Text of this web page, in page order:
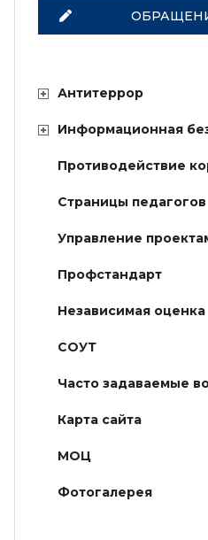
Антитеррор
Информационная
Противодействие
Страницы педагогов
Управление
Профстандарт
Независимая оценка
СОУТ
Часто задаваемые
Карта сайта
МОЦ
Фотогалерея